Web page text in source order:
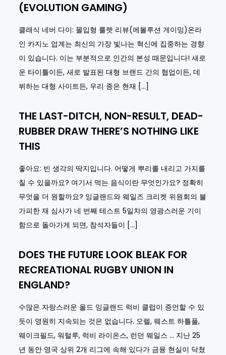
(EVOLUTION GAMING)
클래식 네버 다이: 몰입형 룰렛 리뷰(에볼루션 게이밍)온라
인 카지노 업계는 최신의 가장 빛나는 혁신에 집중하는 경향
이 있습니다. 이는 부분적으로 인간의 본성 때문입니다! 새로
운 타이틀이든, 새로 발표된 대형 브랜드 간의 협업이든, 데
뷔하는 대형 사이트든, 우리 종은 현재 […]
THE LAST-DITCH, NON-RESULT, DEAD-
RUBBER DRAW THERE’S NOTHING LIKE
THIS
좋아요: 빈 생각의 딱지입니다. 어떻게 뿌리를 내리고 가지를
칠 수 있을까요? 여기서 먹는 음식이란 무엇인가요? 정확히
무엇을 더 원할까요? 잉글랜드와 웨일즈 크리켓 위원회의 불
가피한 재 심사가 네 번째 테스트 5일차의 영광스러운 기이
함으로 돌아가게 되면, 참석자들이 […]
DOES THE FUTURE LOOK BLEAK FOR
RECREATIONAL RUGBY UNION IN
ENGLAND?
수많은 자랑스러운 올드 잉글랜드 럭비 클럽이 증언할 수 있
듯이 영원히 지속되는 것은 없습니다. 오렐, 웨스트 하틀풀,
웨이크필드, 워털루, 럭비 라이온스, 런던 웨일스 … 지난 25
년 동안 영국 상위 2개 리그에 속해 있다가 금융 현실이 닥쳤